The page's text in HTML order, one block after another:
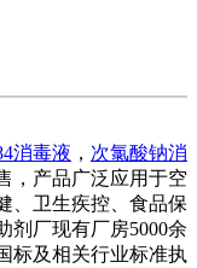
消毒液 ， 次氯酸钠消
，产品广泛应用于空
、卫生疾控、食品保
剂厂现有厂房5000余
标及相关行业标准执